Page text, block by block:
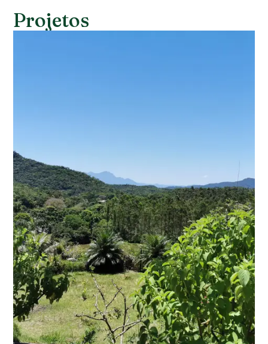
Projetos
Fortalecimento da Rede
Agroflorestal Produtora de
Biodiversidade do Litoral do
Paraná – BioSAF
Saiba Mais